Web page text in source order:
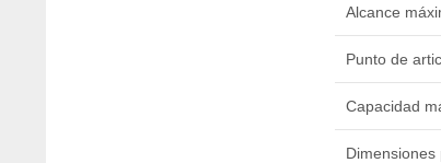
Alcance
Punto de
Capacidad
Dimensiones